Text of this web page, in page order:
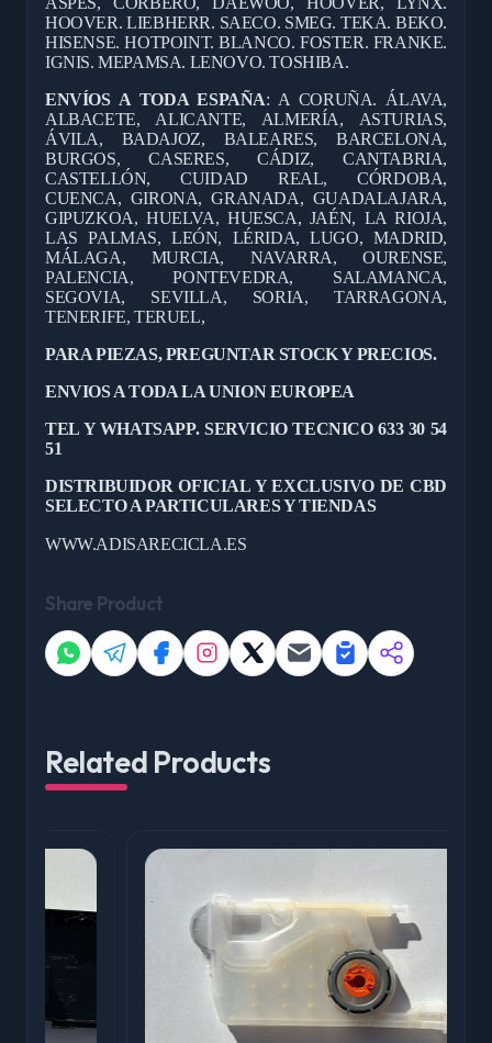
HOOVER. LIEBHERR. SAECO. SMEG. TEKA. BEKO.
HISENSE. HOTPOINT. BLANCO. FOSTER. FRANKE.
IGNIS. MEPAMSA. LENOVO. TOSHIBA.
ENVÍOS A TODA ESPAÑA: A CORUÑA. ÁLAVA,
ALBACETE, ALICANTE, ALMERÍA, ASTURIAS,
ÁVILA, BADAJOZ, BALEARES, BARCELONA,
BURGOS, CASERES, CÁDIZ, CANTABRIA,
CASTELLÓN, CUIDAD REAL, CÓRDOBA,
CUENCA, GIRONA, GRANADA, GUADALAJARA,
GIPUZKOA, HUELVA, HUESCA, JAÉN, LA RIOJA,
LAS PALMAS, LEÓN, LÉRIDA, LUGO, MADRID,
MÁLAGA, MURCIA, NAVARRA, OURENSE,
PALENCIA, PONTEVEDRA, SALAMANCA,
SEGOVIA, SEVILLA, SORIA, TARRAGONA,
TENERIFE, TERUEL,
PARA PIEZAS, PREGUNTAR STOCK Y PRECIOS.
ENVIOS A TODA LA UNION EUROPEA
TEL Y WHATSAPP. SERVICIO TECNICO 633 30 54
51
DISTRIBUIDOR OFICIAL Y EXCLUSIVO DE CBD
SELECTO A PARTICULARES Y TIENDAS
WWW.ADISARECICLA.ES
Share Product
Related Products